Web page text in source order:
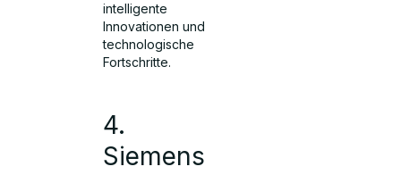
intelligente
Innovationen und
technologische
Fortschritte.
4.
Siemens